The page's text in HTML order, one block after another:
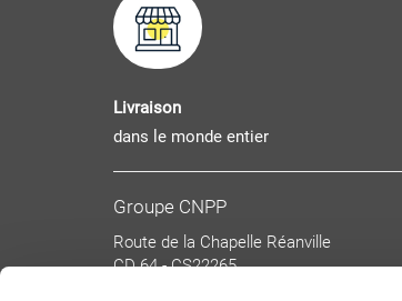
Livraison
dans le monde entier
Groupe CNPP
Route de la Chapelle Réanville
CD 64 - CS22265